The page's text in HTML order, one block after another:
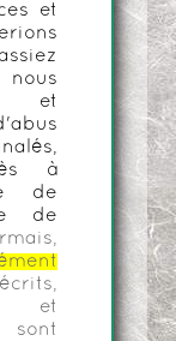
et
et
à
de
de
et